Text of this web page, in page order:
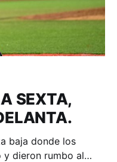
SEXTA,
baja donde los
dieron rumbo al